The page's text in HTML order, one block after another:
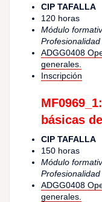
CIP TAFALLA
120 horas
Módulo
Profesionalidad
ADGG0408
generales.
Inscripción
básicas
CIP TAFALLA
150 horas
Módulo
Profesionalidad
ADGG0408
generales.